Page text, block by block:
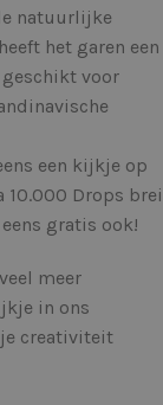
natuurlijke
het garen een
voor
een kijkje op
10.000 Drops brei
gratis ook!
meer
in ons
creativiteit